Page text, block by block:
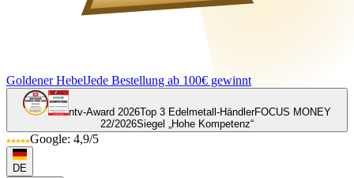
Goldener HebelJede Bestellung ab 100€ gewinnt
ntv-Award 2026Top 3 Edelmetall-HändlerFOCUS MONEY
22/2026Siegel „Hohe Kompetenz“
Google: 4,9/5
DE